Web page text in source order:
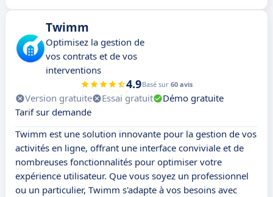
Twimm
Optimisez la gestion de
vos contrats et de vos
interventions
4.9Basé sur 60 avis
Version gratuite Essai gratuit
Démo gratuite
Tarif sur demande
Twimm est une solution innovante pour la gestion de vos
activités en ligne, offrant une interface conviviale et de
nombreuses fonctionnalités pour optimiser votre
expérience utilisateur. Que vous soyez un professionnel
ou un particulier, Twimm s'adapte à vos besoins avec